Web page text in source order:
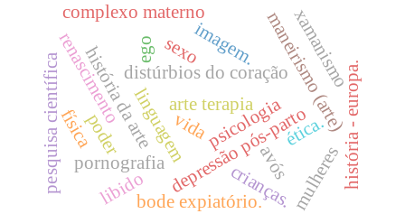
depressão pós-parto
arte terapia
distúrbios do coração
linguagem
imagem.
história da arte
renascimento maneirismo (arte)história - europa.
complexo materno
avós
bode expiatório.
psicologia
pesquisa científica pornografia crianças.
libido mulheres
ego
poder
xamanismo
sexo
física vida ética.